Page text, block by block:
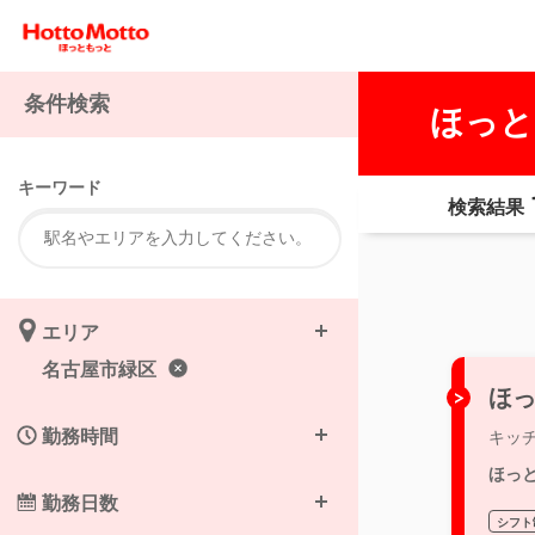
ほっ
検索結果
ほ
キッ
ほっ
シフ
条件検索
キーワード
エリア
名古屋市緑区
勤務時間
勤務日数